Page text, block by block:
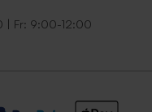
| Fr: 9:00-12:00